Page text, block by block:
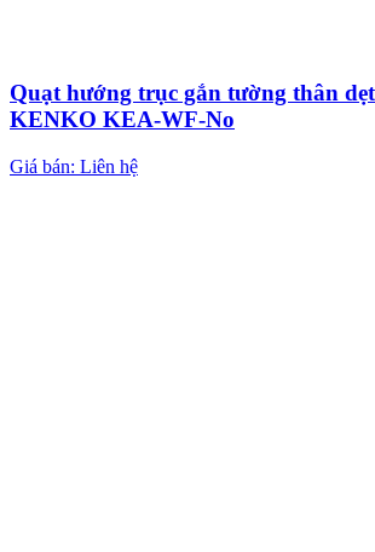
Quạt hướng trục gắn tường thân
KENKO KEA-WF-No
Giá bán: Liên hệ